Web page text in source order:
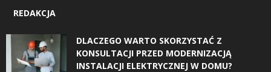
REDAKCJA
DLACZEGO WARTO SKORZYSTAĆ Z
KONSULTACJI PRZED MODERNIZACJĄ
INSTALACJI ELEKTRYCZNEJ W DOMU?